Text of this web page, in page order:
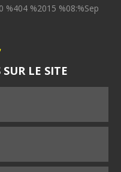
%404 %2015 %08:%Sep
SUR LE SITE